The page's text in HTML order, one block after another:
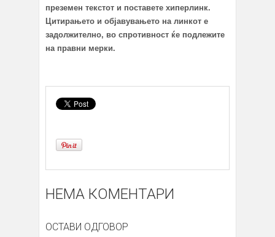
преземен текстот и поставете хиперлинк.
Цитирањето и објавувањето на линкот е
задолжително, во спротивност ќе подлежите
на правни мерки.
НЕМА КОМЕНТАРИ
ОСТАВИ ОДГОВОР